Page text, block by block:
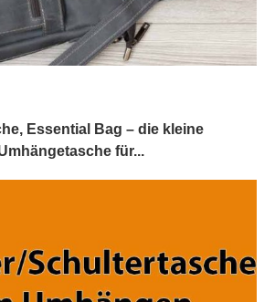
Essential Bag – die kleine
für...